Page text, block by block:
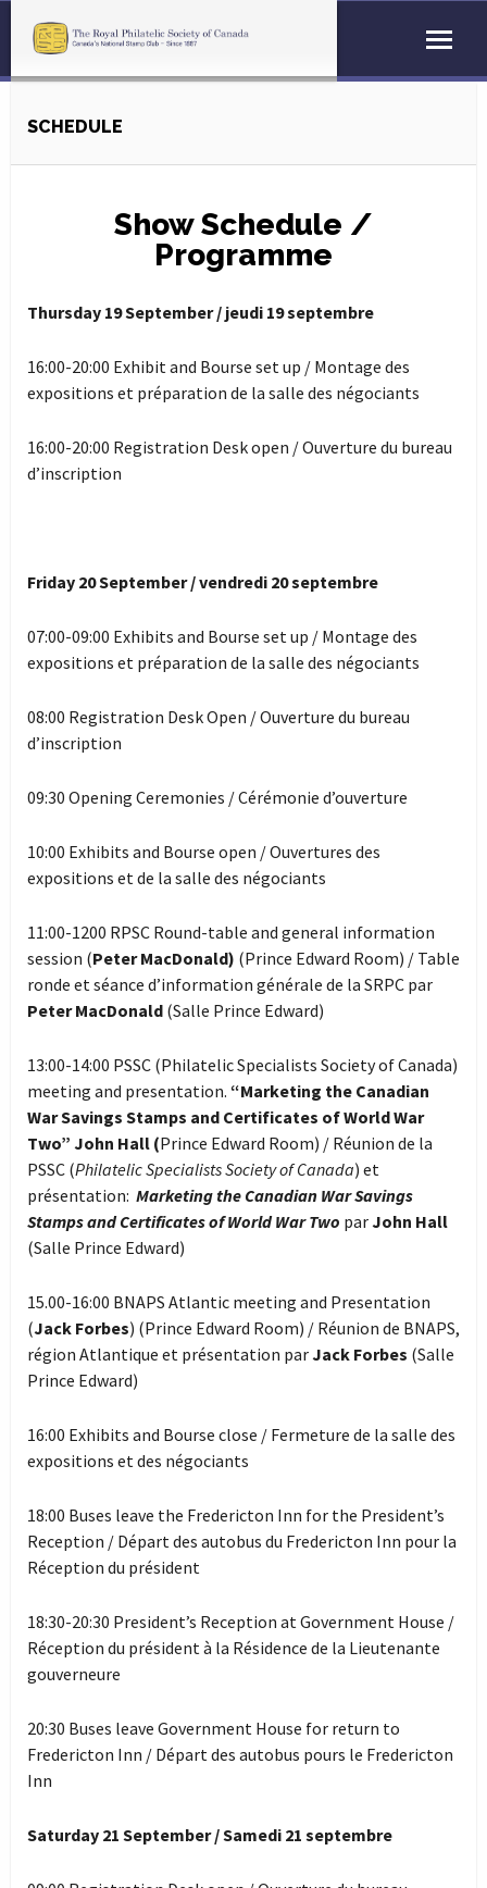
SCHEDULE
Show Schedule /
Programme
Thursday 19 September / jeudi 19 septembre
16:00-20:00 Exhibit and Bourse set up / Montage des
expositions et préparation de la salle des négociants
16:00-20:00 Registration Desk open / Ouverture du bureau
d’inscription
Friday 20 September / vendredi 20 septembre
07:00-09:00 Exhibits and Bourse set up / Montage des
expositions et préparation de la salle des négociants
08:00 Registration Desk Open / Ouverture du bureau
d’inscription
09:30 Opening Ceremonies / Cérémonie d’ouverture
10:00 Exhibits and Bourse open / Ouvertures des
expositions et de la salle des négociants
11:00-1200 RPSC Round-table and general information
session (Peter MacDonald) (Prince Edward Room) / Table
ronde et séance d’information générale de la SRPC par
Peter MacDonald (Salle Prince Edward)
13:00-14:00 PSSC (Philatelic Specialists Society of Canada)
meeting and presentation. “Marketing the Canadian
War Savings Stamps and Certificates of World War
Two” John Hall (Prince Edward Room) / Réunion de la
PSSC (Philatelic Specialists Society of Canada) et
présentation: Marketing the Canadian War Savings
Stamps and Certificates of World War Two parJohn Hall
(Salle Prince Edward)
15.00-16:00 BNAPS Atlantic meeting and Presentation
(Jack Forbes) (Prince Edward Room) / Réunion de BNAPS,
région Atlantique et présentation parJack Forbes (Salle
Prince Edward)
16:00 Exhibits and Bourse close / Fermeture de la salle des
expositions et des négociants
18:00 Buses leave the Fredericton Inn for the President’s
Reception / Départ des autobus du Fredericton Inn pour la
Réception du président
18:30-20:30 President’s Reception at Government House /
Réception du président à la Résidence de la Lieutenante
gouverneure
20:30 Buses leave Government House for return to
Fredericton Inn / Départ des autobus pours le Fredericton
Inn
Saturday 21 September / Samedi 21 septembre